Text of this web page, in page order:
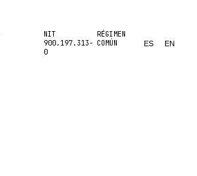
NIT
900.197.313-
0
RÉGIMEN
COMÚN
ES EN